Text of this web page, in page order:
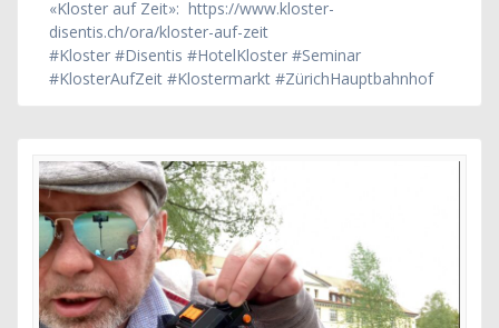
«Kloster auf Zeit»: https://www.kloster-
disentis.ch/ora/kloster-auf-zeit
#Kloster #Disentis #HotelKloster #Seminar
#KlosterAufZeit #Klostermarkt #ZürichHauptbahnhof